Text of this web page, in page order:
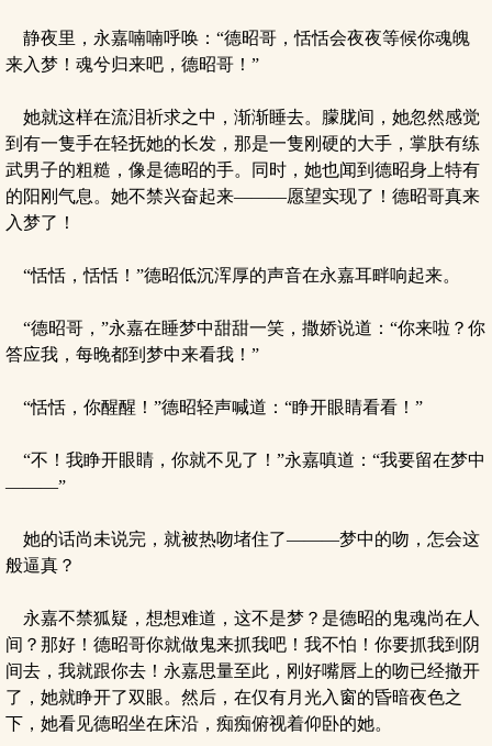
静夜里，永嘉喃喃呼唤：“德昭哥，恬恬会夜夜等候你魂魄
来入梦！魂兮归来吧，德昭哥！”
她就这样在流泪祈求之中，渐渐睡去。朦胧间，她忽然感觉
到有一隻手在轻抚她的长发，那是一隻刚硬的大手，掌肤有练
武男子的粗糙，像是德昭的手。同时，她也闻到德昭身上特有
的阳刚气息。她不禁兴奋起来———愿望实现了！德昭哥真来
入梦了！
“恬恬，恬恬！”德昭低沉浑厚的声音在永嘉耳畔响起来。
“德昭哥，”永嘉在睡梦中甜甜一笑，撒娇说道：“你来啦？你
答应我，每晚都到梦中来看我！”
“恬恬，你醒醒！”德昭轻声喊道：“睁开眼睛看看！”
“不！我睁开眼睛，你就不见了！”永嘉嗔道：“我要留在梦中
———”
她的话尚未说完，就被热吻堵住了———梦中的吻，怎会这
般逼真？
永嘉不禁狐疑，想想难道，这不是梦？是德昭的鬼魂尚在人
间？那好！德昭哥你就做鬼来抓我吧！我不怕！你要抓我到阴
间去，我就跟你去！永嘉思量至此，刚好嘴唇上的吻已经撤开
了，她就睁开了双眼。然后，在仅有月光入窗的昏暗夜色之
下，她看见德昭坐在床沿，痴痴俯视着仰卧的她。